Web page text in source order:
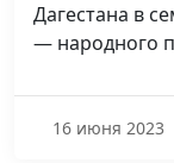
Дагестана в
— народного
16 июня 2023